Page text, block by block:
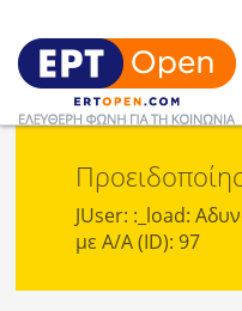
Ειδήσεις
Ελλάδα
JUser: :_load:
με Α/Α (ID): 97